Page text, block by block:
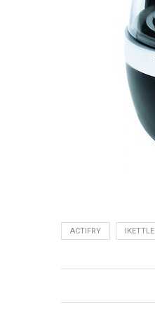
ACTIFRY IKETTLE